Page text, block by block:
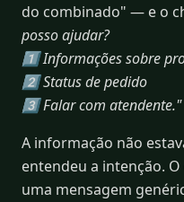
do combinado" — e o
posso ajudar?
1️⃣ Informações sobre
2️⃣ Status de pedido
3️⃣ Falar com atendente."
A informação não
entendeu a intenção.
uma mensagem